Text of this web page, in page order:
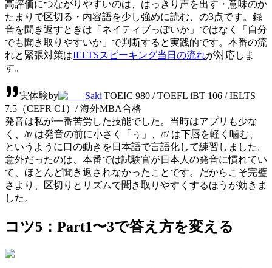
高評価につながりやすいのは、はっきり声を出す・意味のか
たまりで区切る・内容語を少し強めに読む、の3点です。録
音を聞き返すときは「ネイティブっぽいか」ではなく「自分
でも聞き取りやすいか」で判断すると実践的です。本番の流
れと緊張対策はIELTSスピーキング当日の流れが対応しま
す。
実体験by Saki|TOEIC 980 / TOEFL iBT 106 / IELTS
7.5（CEFR C1）/ 海外MBA合格
発音は私が一番苦労した技能でした。当時はアプリも少な
く、/r/ は発音の前に小さく「ぅ」、/f/ は下唇を軽く噛む、
というように口の動きを日本語で言語化して練習しました。
意外だったのは、本番では試験官が日本人の発音に慣れてい
て、ほとんど聞き返されなかったことです。だからこそ完璧
さより、区切りとリズムで聞き取りやすくするほうが効きま
した。
コツ5：Part1〜3で答え方を変える